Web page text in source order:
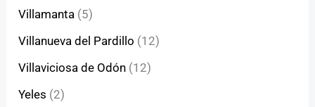
Villamanta (5)
Villanueva del Pardillo (12)
Villaviciosa de Odón (12)
Yeles (2)